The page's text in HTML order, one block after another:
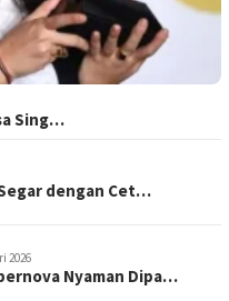
Sing…
dengan Cet…
2026
Nyaman Dipa…